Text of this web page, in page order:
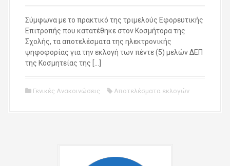
Σύμφωνα με το πρακτικό της τριμελούς Εφορευτικής
Επιτροπής που κατατέθηκε στον Κοσμήτορα της
Σχολής, τα αποτελέσματα της ηλεκτρονικής
ψηφοφορίας για την εκλογή των πέντε (5) μελών ΔΕΠ
της Κοσμητείας της […]
Γενικές Ανακοινώσεις Αποτελέσματα εκλογών